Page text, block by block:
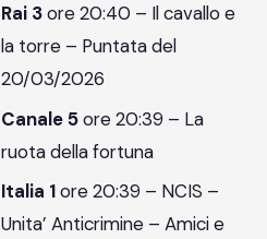
Rai 3ore 20:40 – Il cavallo e
la torre – Puntata del
20/03/2026
Canale 5ore 20:39 – La
ruota della fortuna
Italia 1ore 20:39 – NCIS –
Unita’ Anticrimine – Amici e